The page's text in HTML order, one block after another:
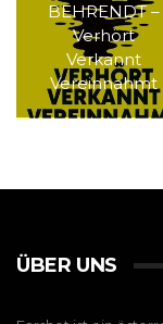
BEHRENDT –
Verhört
Verkannt
Vereinnahmt
ÜBER UNS